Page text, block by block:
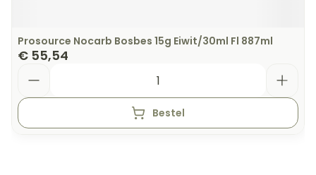
Prosource Nocarb Bosbes 15g Eiwit/30ml Fl 887ml
€ 55,54
Bestel